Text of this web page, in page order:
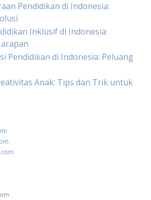
Pendidikan di Indonesia:
Inklusif di Indonesia:
Pendidikan di Indonesia: Peluang
Anak: Tips dan Trik untuk